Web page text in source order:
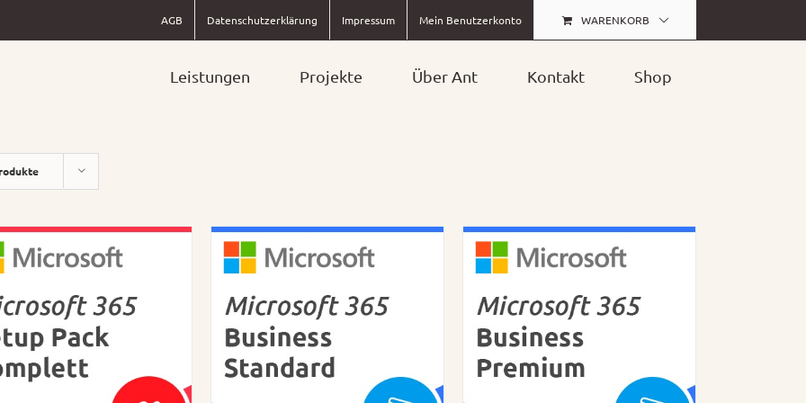
AGB Datenschutzerklärung Impressum Mein Benutzerkonto WARENKORB
Leistungen Projekte Über Ant Kontakt Shop